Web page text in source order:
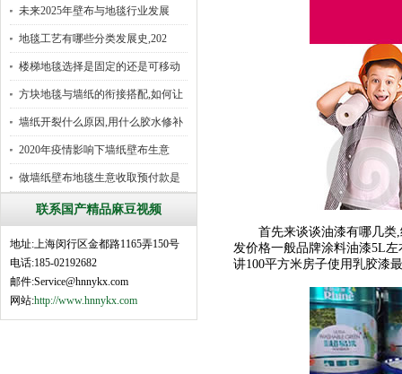
未来2025年壁布与地毯行业发展
地毯工艺有哪些分类发展史,202
楼梯地毯选择是固定的还是可移动
好
方块地毯与墙纸的衔接搭配,如何让
墙纸开裂什么原因,用什么胶水修补
2020年疫情影响下墙纸壁布生意
做墙纸壁布地毯生意收取预付款是
联系国产精品麻豆视频
地址:上海闵行区金都路1165弄150号
电话:185-02192682
邮件:Service@hnnykx.com
网站:http://www.hnnykx.com
首先来谈谈油漆有哪几类,
发价格一般品牌涂料油漆5L
讲100平方米房子使用乳胶漆